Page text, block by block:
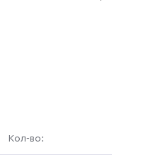
Кол-во: